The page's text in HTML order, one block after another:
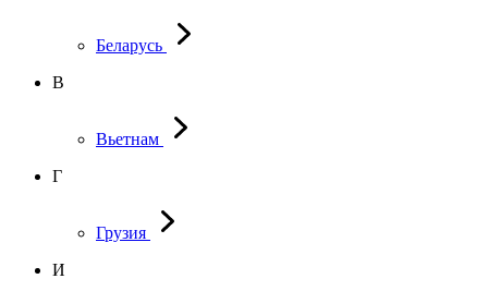
Беларусь
В
Вьетнам
Г
Грузия
И